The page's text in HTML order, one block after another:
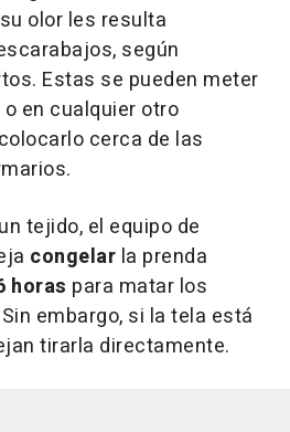
olor les resulta
según
Estas se pueden meter
en cualquier otro
cerca de las
tejido, el equipo de
congelar la prenda
horas para matar los
embargo, si la tela está
tirarla directamente.